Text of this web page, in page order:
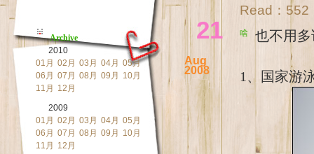
21
Aug
2008
Read： 552
啥也不用
1、国家游
Archive
2010
01月 02月 03月 04月 05月
06月 07月 08月 09月
10月
11月
12月
2009
01月 02月 03月 04月 05月
06月 07月 08月 09月
10月
11月
12月